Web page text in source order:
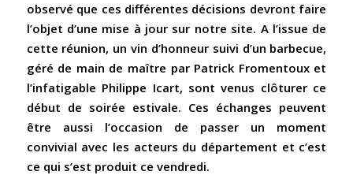
observé que ces différentes décisions devront faire
l’objet d’une mise à jour sur notre site. A l’issue de
cette réunion, un vin d’honneur suivi d’un barbecue,
géré de main de maître par Patrick Fromentoux et
l’infatigable Philippe Icart, sont venus clôturer ce
début de soirée estivale. Ces échanges peuvent
être aussi l’occasion de passer un moment
convivial avec les acteurs du département et c’est
ce qui s’est produit ce vendredi.